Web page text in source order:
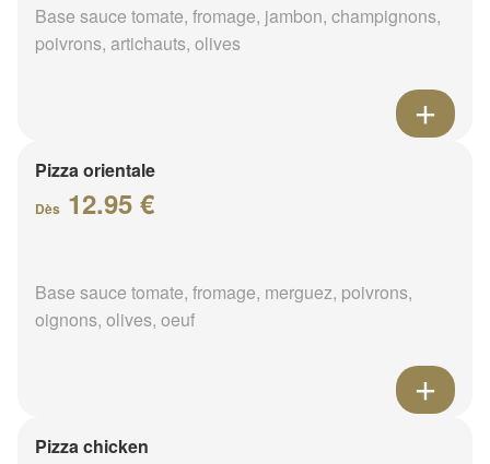
Base sauce tomate, fromage, jambon, champignons,
poivrons, artichauts, olives
Pizza orientale
Dès 12.95 €
Base sauce tomate, fromage, merguez, poivrons,
oignons, olives, oeuf
Pizza chicken